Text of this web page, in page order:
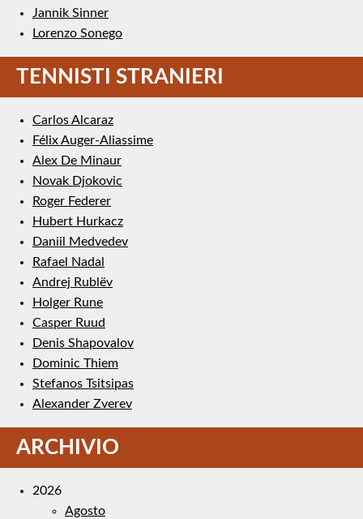
Jannik Sinner
Lorenzo Sonego
TENNISTI STRANIERI
Carlos Alcaraz
Félix Auger-Aliassime
Alex De Minaur
Novak Djokovic
Roger Federer
Hubert Hurkacz
Daniil Medvedev
Rafael Nadal
Andrej Rublëv
Holger Rune
Casper Ruud
Denis Shapovalov
Dominic Thiem
Stefanos Tsitsipas
Alexander Zverev
ARCHIVIO
2026
Agosto